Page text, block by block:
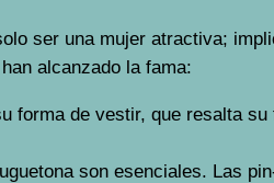
ser una mujer atractiva;
alcanzado la fama:
forma de vestir, que resalta
son esenciales. Las